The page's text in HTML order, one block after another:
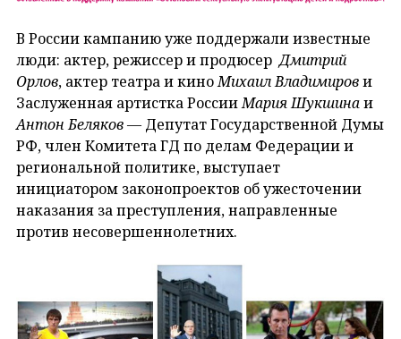
В России кампанию уже поддержали известные
люди: актер, режиссер и продюсер Дмитрий
Орлов, актер театра и кино Михаил Владимирови
Заслуженная артистка России Мария Шукшинаи
Антон Беляков— Депутат Государственной Думы
РФ, член Комитета ГД по делам Федерации и
региональной политике, выступает
инициатором законопроектов об ужесточении
наказания за преступления, направленные
против несовершеннолетних.